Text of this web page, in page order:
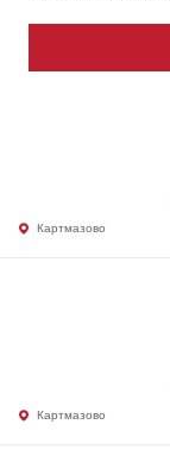
Картмазово
Картмазово